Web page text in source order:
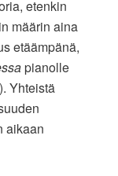
etenkin
määrin aina
etäämpänä,
pianolle
Yhteistä
aikaan